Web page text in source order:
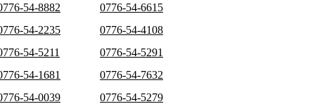
54-8882
0776-54-6615
54-2235
0776-54-4108
54-5211
0776-54-5291
54-1681
0776-54-7632
54-0039
0776-54-5279